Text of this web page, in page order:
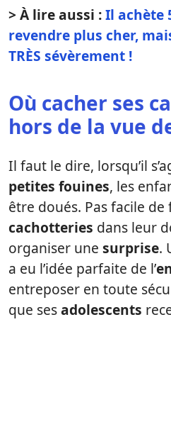
> À lire aussi :Il achète
revendre plus cher,
TRÈS sévèrement !
Où cacher ses
hors de la vue
Il faut le dire, lorsqu’il
petites fouines, les
être doués. Pas facile de
cachotteries dans leur
organiser une surprise.
a eu l’idée parfaite de l’
entreposer en toute
que sesadolescents